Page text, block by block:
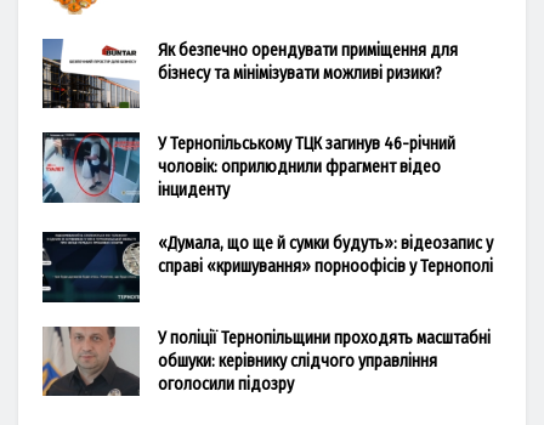
Як безпечно орендувати приміщення для
бізнесу та мінімізувати можливі ризики?
У Тернопільському ТЦК загинув 46-річний
чоловік: оприлюднили фрагмент відео
інциденту
«Думала, що ще й сумки будуть»: відеозапис у
справі «кришування» порноофісів у Тернополі
У поліції Тернопільщини проходять масштабні
обшуки: керівнику слідчого управління
оголосили підозру